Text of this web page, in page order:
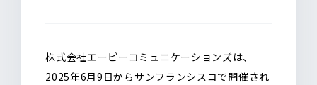
株式会社エーピーコミュニケーションズは、
2025年6月9日からサンフランシスコで開催され